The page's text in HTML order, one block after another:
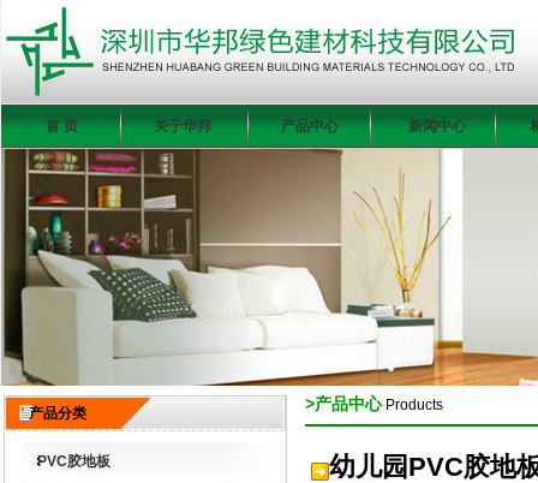
首 页 关于华邦 产品中心 新闻中心
产品分类
PVC胶地板
>产品中心Products
幼儿园PVC胶地